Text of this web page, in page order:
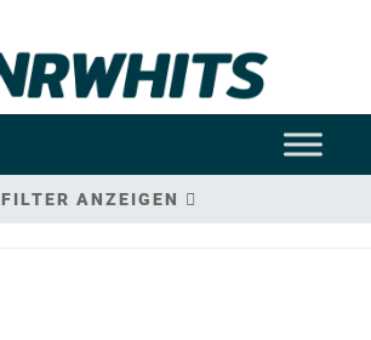
FILTER ANZEIGEN